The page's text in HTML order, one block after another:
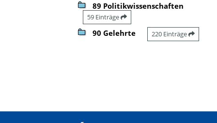
89 Politikwissenschaften
59 Einträge
90 Gelehrte 220 Einträge